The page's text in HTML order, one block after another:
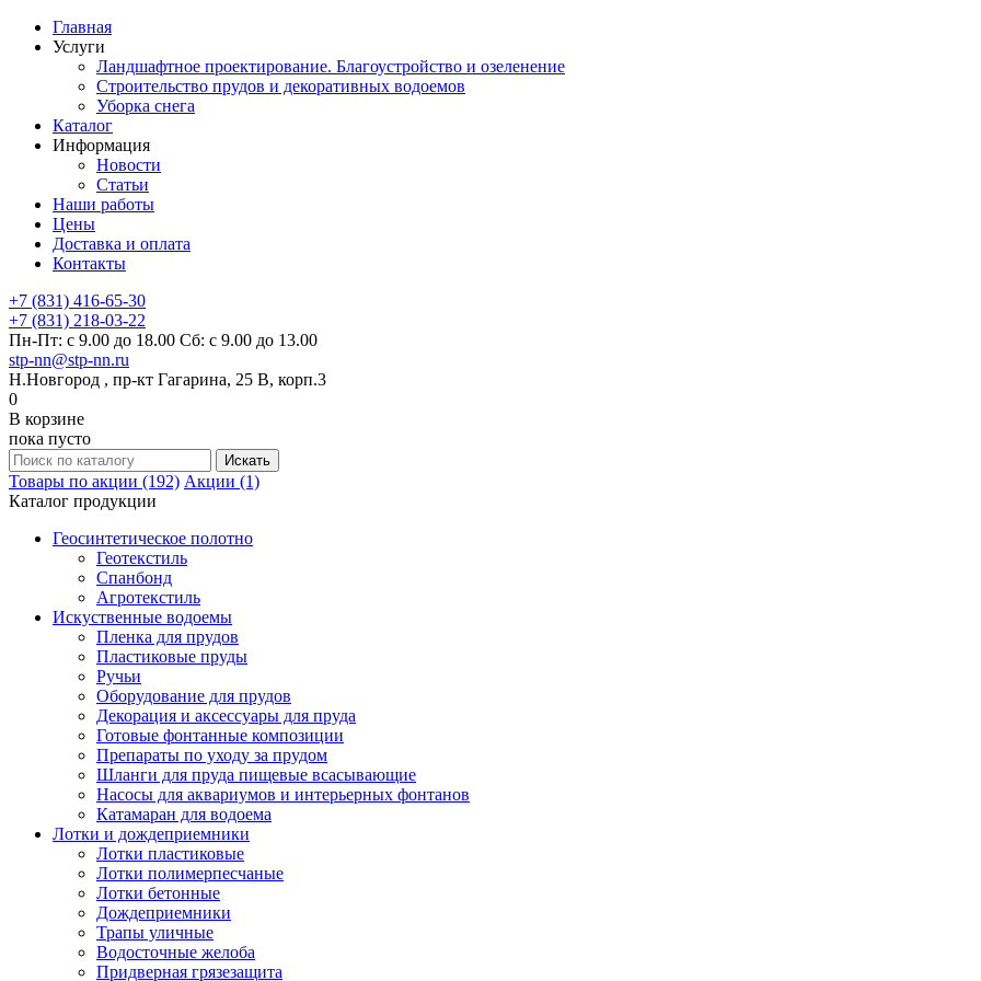
Главная
Услуги
Ландшафтное проектирование. Благоустройство и озеленение
Строительство прудов и декоративных водоемов
Уборка снега
Каталог
Информация
Новости
Статьи
Наши работы
Цены
Доставка и оплата
Контакты
+7 (831) 416-65-30
+7 (831) 218-03-22
Пн-Пт: с 9.00 до 18.00 Сб: с 9.00 до 13.00
stp-nn@stp-nn.ru
Н.Новгород , пр-кт Гагарина, 25 В, корп.3
0
В корзине
пока пусто
Товары по акции (192) Акции (1)
Каталог продукции
Геосинтетическое полотно
Геотекстиль
Спанбонд
Агротекстиль
Искуственные водоемы
Пленка для прудов
Пластиковые пруды
Ручьи
Оборудование для прудов
Декорация и аксессуары для пруда
Готовые фонтанные композиции
Препараты по уходу за прудом
Шланги для пруда пищевые всасывающие
Насосы для аквариумов и интерьерных фонтанов
Катамаран для водоема
Лотки и дождеприемники
Лотки пластиковые
Лотки полимерпесчаные
Лотки бетонные
Дождеприемники
Трапы уличные
Водосточные желоба
Придверная грязезащита